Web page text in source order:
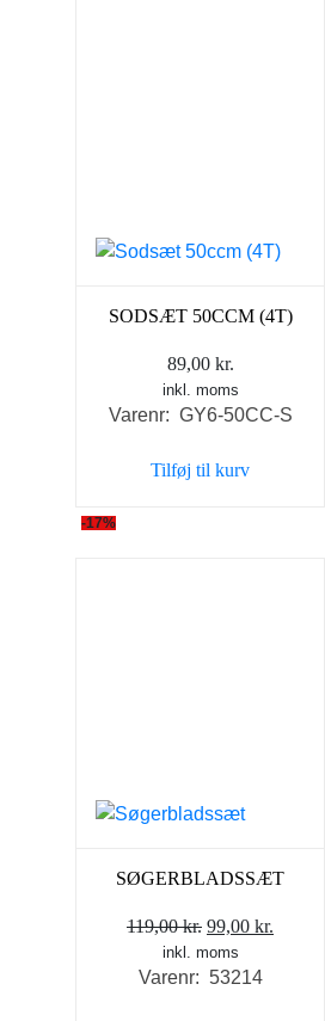
SODSÆT 50CCM (4T)
89,00 kr.
inkl. moms
Varenr: GY6-50CC-S
Tilføj til kurv
-17%
SØGERBLADSSÆT
119,00kr. Den
oprindelige
pris
99,00 kr.
inkl. moms
Varenr: 53214